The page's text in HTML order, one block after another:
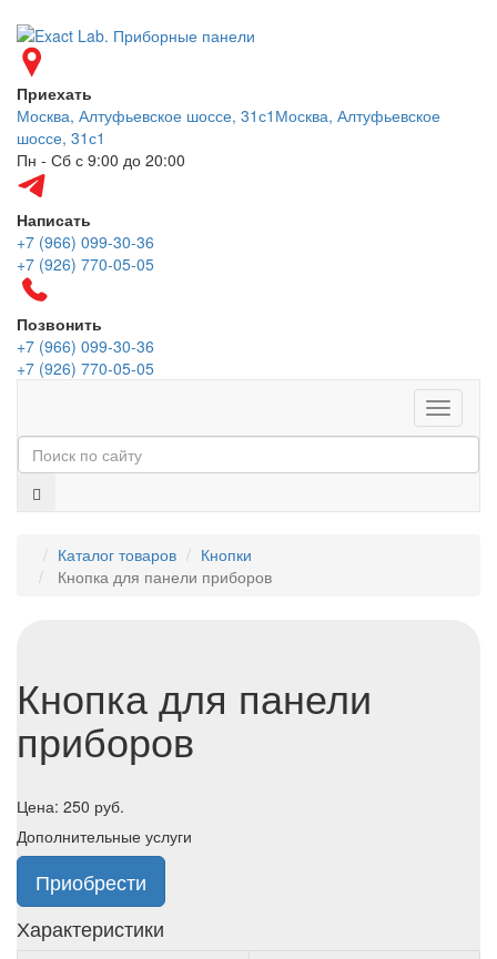
Приехать
Москва, Алтуфьевское шоссе, 31с1 Москва, Алтуфьевское
шоссе, 31с1
Пн - Сб с 9:00 до 20:00
Написать
+7 (966) 099-30-36
+7 (926) 770-05-05
Позвонить
+7 (966) 099-30-36
+7 (926) 770-05-05
Меню
Каталог товаров
Кнопки
Кнопка для панели приборов
Кнопка для панели
приборов
Цена: 250 руб.
Дополнительные услуги
Приобрести
Характеристики